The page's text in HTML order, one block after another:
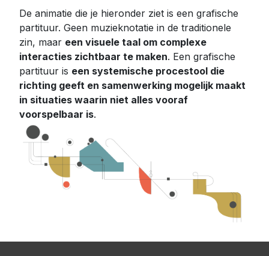
De animatie die je hieronder ziet is een grafische
partituur. Geen muzieknotatie in de traditionele
zin, maar een visuele taal om complexe
interacties zichtbaar te maken. Een grafische
partituur is een systemische procestool die
richting geeft en samenwerking mogelijk maakt
in situaties waarin niet alles vooraf
voorspelbaar is.